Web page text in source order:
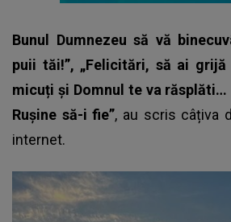
Bunul Dumnezeu să vă
puii tăi!”, „Felicitări, să ai
micuți și Domnul te va răsplăti…
Rușine să-i fie”, au scris câțiva
internet.